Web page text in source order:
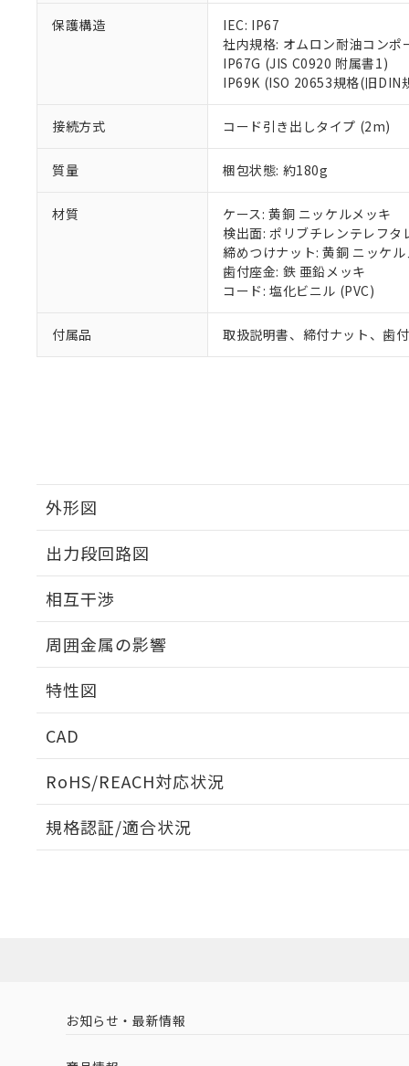
保護構造
IEC: IP67
社内規格: オムロン耐油コンポ
IP67G (JIS C0920 附属書1)
IP69K (ISO 20653規格(旧DIN
接続方式 コード引き出しタイプ (2m)
質量 梱包状態: 約180g
材質
ケース: 黄銅 ニッケルメッキ
検出面: ポリブチレンテレフタ
締めつけナット: 黄銅 ニッケル
歯付座金: 鉄 亜鉛メッキ
コード: 塩化ビニル (PVC)
付属品 取扱説明書、締付ナット、歯
外形図
出力段回路図
相互干渉
周囲金属の影響
特性図
CAD
RoHS/REACH対応状況
EU RoHS 注意事項・凡例
中国 RoHS 注意事項・凡例
規格認証/適合状況
（イギリス
（ノルウェー
お知らせ・最新情報